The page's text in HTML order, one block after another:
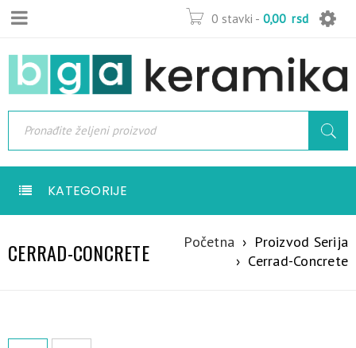
0 stavki - 0,00 rsd
KATEGORIJE
CERRAD-CONCRETE Početna › Proizvod Serija
› Cerrad-Concrete